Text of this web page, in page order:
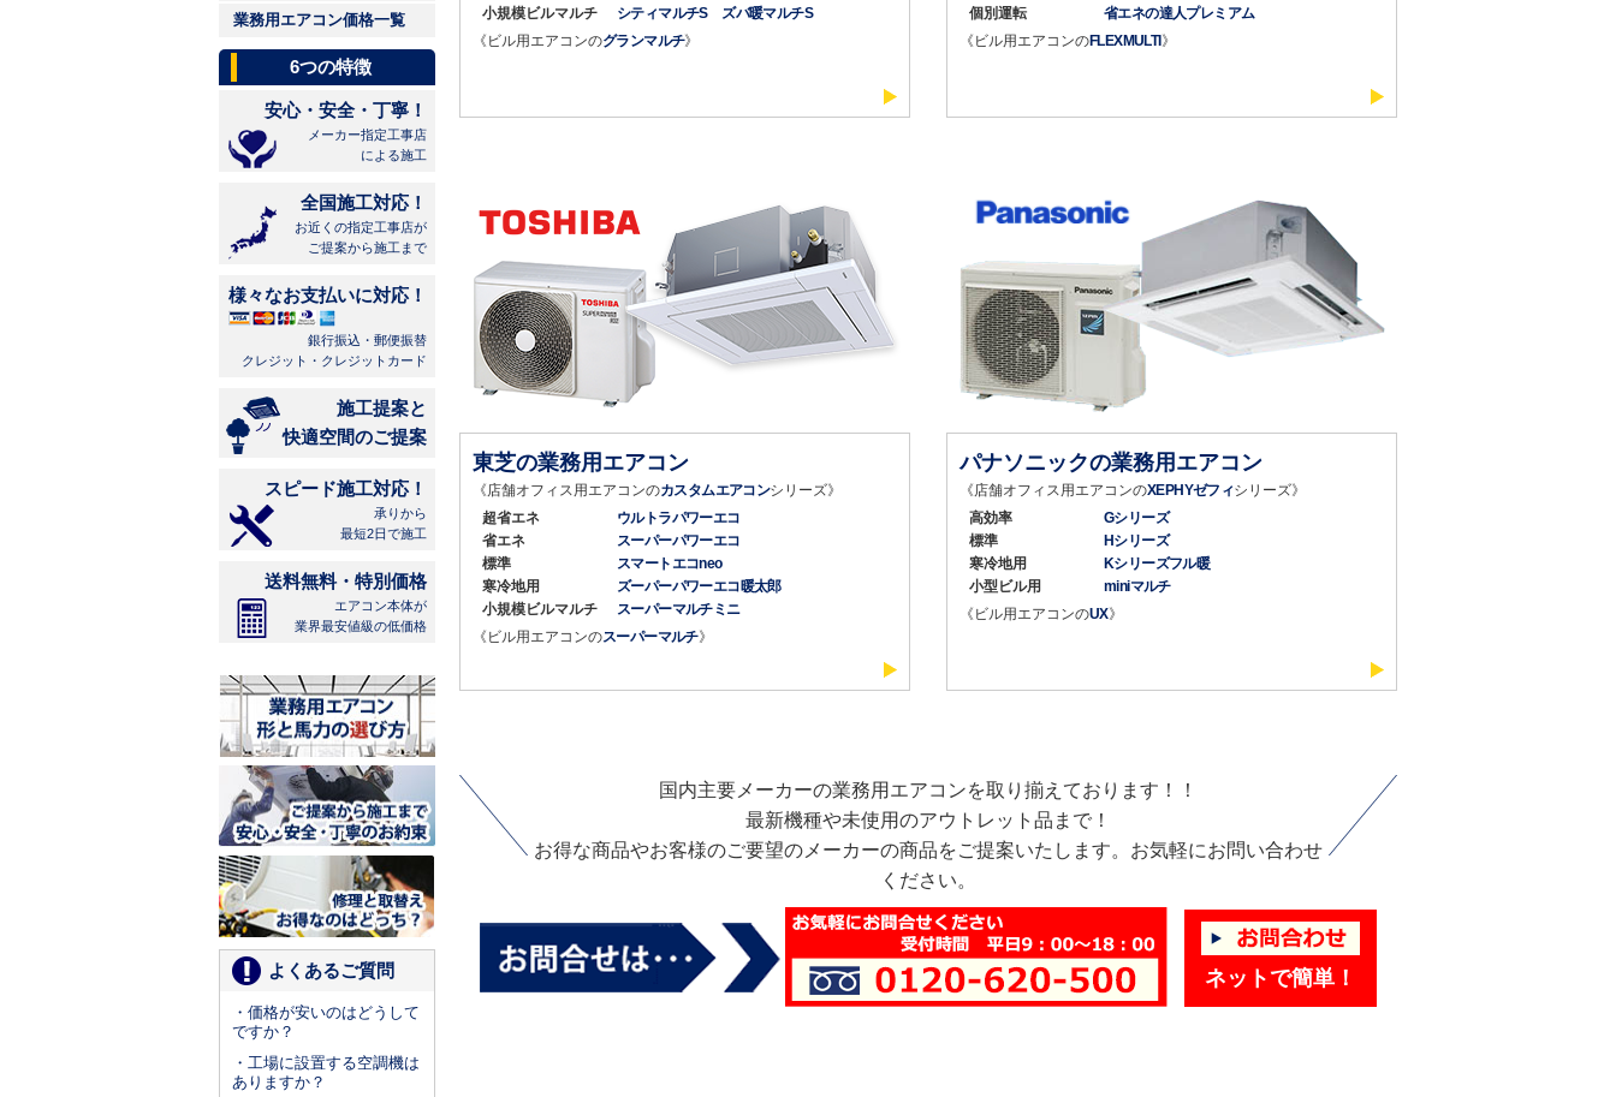
業務用エアコン価格一覧
6つの特徴
安心・安全・丁寧！
メーカー指定工事店
による施工
全国施工対応！
お近くの指定工事店が
ご提案から施工まで
様々なお支払いに対応！
銀行振込・郵便振替
クレジット・クレジットカード
施工提案と
快適空間のご提案
スピード施工対応！
承りから
最短2日で施工
送料無料・特別価格
エアコン本体が
業界最安値級の低価格
よくあるご質問
・価格が安いのはどうして
ですか？
・工場に設置する空調機は
ありますか？
小規模ビルマルチ
シティマルチS ズバ暖マルチS
《ビル用エアコンのグランマルチ》
個別運転
省エネの達人プレミアム
《ビル用エアコンのFLEXMULTI 》
東芝の業務用エアコン
《店舗オフィス用エアコンのカスタムエアコンシリーズ》
超省エネ
ウルトラパワーエコ
省エネ
スーパーパワーエコ
標準
スマートエコneo
寒冷地用
ズーパーパワーエコ暖太郎
小規模ビルマルチ
スーパーマルチミニ
《ビル用エアコンのスーパーマルチ》
パナソニックの業務用エアコン
《店舗オフィス用エアコンのXEPHYゼフィシリーズ》
高効率
Gシリーズ
標準
Hシリーズ
寒冷地用
Kシリーズフル暖
小型ビル用
miniマルチ
《ビル用エアコンのUX》
国内主要メーカーの業務用エアコンを取り揃えております！！
最新機種や未使用のアウトレット品まで！
お得な商品やお客様のご要望のメーカーの商品をご提案いたします。お気軽にお問い合わせ
ください。
ネットで簡単！